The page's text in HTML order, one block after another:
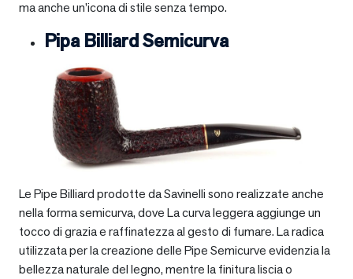
ma anche un’icona di stile senza tempo.
Pipa Billiard Semicurva
Le Pipe Billiard prodotte da Savinelli sono realizzate anche
nella forma semicurva, dove La curva leggera aggiunge un
tocco di grazia e raffinatezza al gesto di fumare. La radica
utilizzata per la creazione delle Pipe Semicurve evidenzia la
bellezza naturale del legno, mentre la finitura liscia o